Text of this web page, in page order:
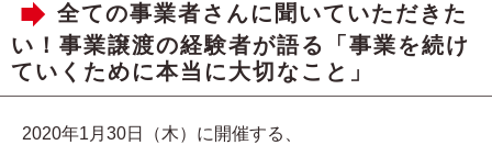
全ての事業者さんに聞いていただきた
い！事業譲渡の経験者が語る「事業を続け
ていくために本当に大切なこと」
2020年1月30日（木）に開催する、